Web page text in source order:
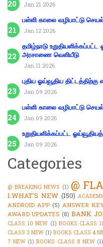
Jan 21 2026
பள்ளி காலை வழிபாட்டு
Jan 12 2026
தமிழ்நாடு
அரசாணை வெளியீடு
Jan 11 2026
புதிய ஓய்வூதிய
Jan 09 2026
பள்ளி காலை வழிபாட்டு
Jan 09 2026
உறுதியளிக்கப்பட்ட
Jan 09 2026
Categories
@ BREAKING NEWS (1) @
1.WHAT'S NEW (150)
ANDROID APP (5) ANSWER
AWARD UPDATES (8) BANK
CLASS 10 NEW (1) BOOKS CLASS
CLASS 3 NEW (1) BOOKS CLASS 4
7 NEW (1) BOOKS CLASS 8 NEW (1)